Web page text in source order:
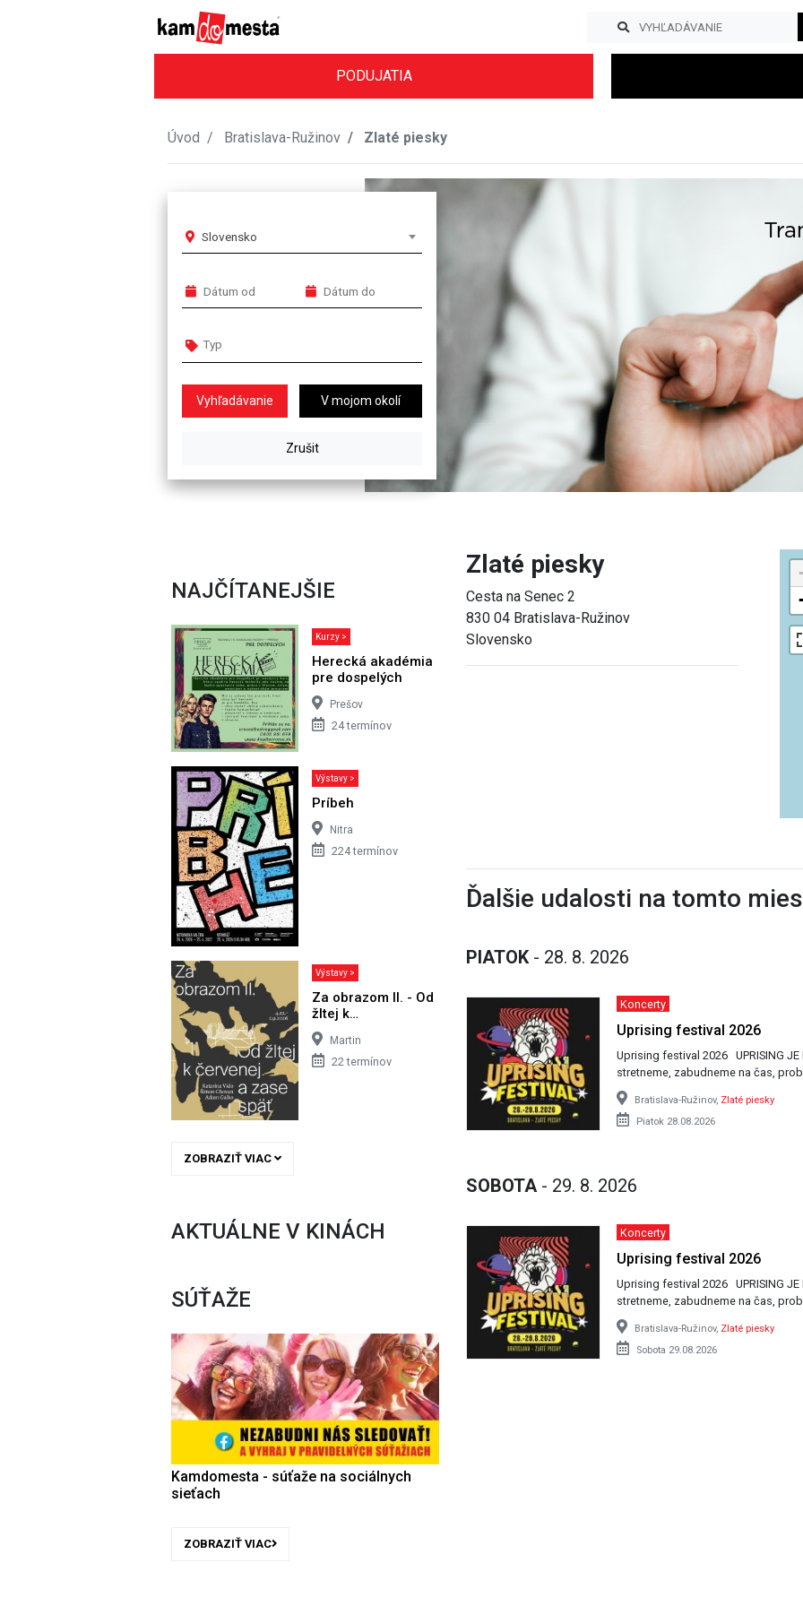
PODUJATIA
Úvod Bratislava-Ružinov Zlaté piesky
Slovensko
V mojom okolí
NAJČÍTANEJŠIE
Kurzy >
Herecká akadémia
pre dospelých
Prešov
24 termínov
Výstavy >
Príbeh
Nitra
224 termínov
Výstavy >
Za obrazom II. - Od
žltej k…
Martin
22 termínov
ZOBRAZIŤ VIAC
AKTUÁLNE V KINÁCH
SÚŤAŽE
Kamdomesta - súťaže na sociálnych
sieťach
ZOBRAZIŤ VIAC
Zlaté piesky
Cesta na Senec 2
830 04 Bratislava-Ružinov
Slovensko
Ďalšie udalosti na tomto
PIATOK - 28. 8. 2026
Koncerty
Uprising festival 2026
Uprising festival 2026 UPRISING JE ISTOTKA festival, na ktorom sa vždy všetci
stretneme, zabudneme na čas,
Bratislava-Ružinov, Zlaté piesky
Piatok 28.08.2026
SOBOTA - 29. 8. 2026
Koncerty
Uprising festival 2026
Uprising festival 2026 UPRISING JE ISTOTKA festival, na ktorom sa vždy všetci
stretneme, zabudneme na čas,
Bratislava-Ružinov, Zlaté piesky
Sobota 29.08.2026